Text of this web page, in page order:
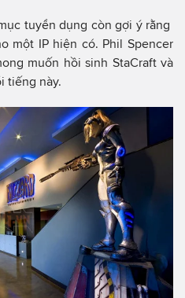
tuyển dụng còn gợi ý rằng
một IP hiện có. Phil Spencer
muốn hồi sinh StaCraft và
tiếng này.